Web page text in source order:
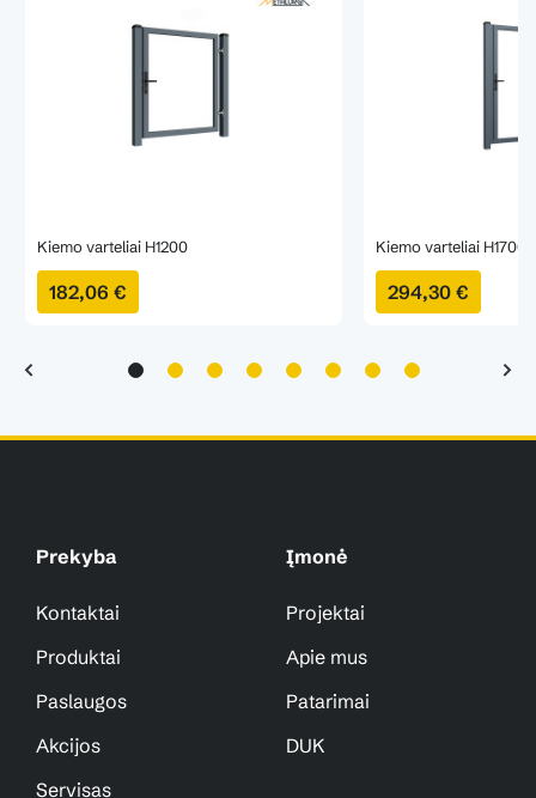
Kiemo varteliai H1200
182,06 €
Kiemo varteliai H1700
294,30 €
Prekyba
Kontaktai
Produktai
Paslaugos
Akcijos
Servisas
Įmonė
Projektai
Apie mus
Patarimai
DUK